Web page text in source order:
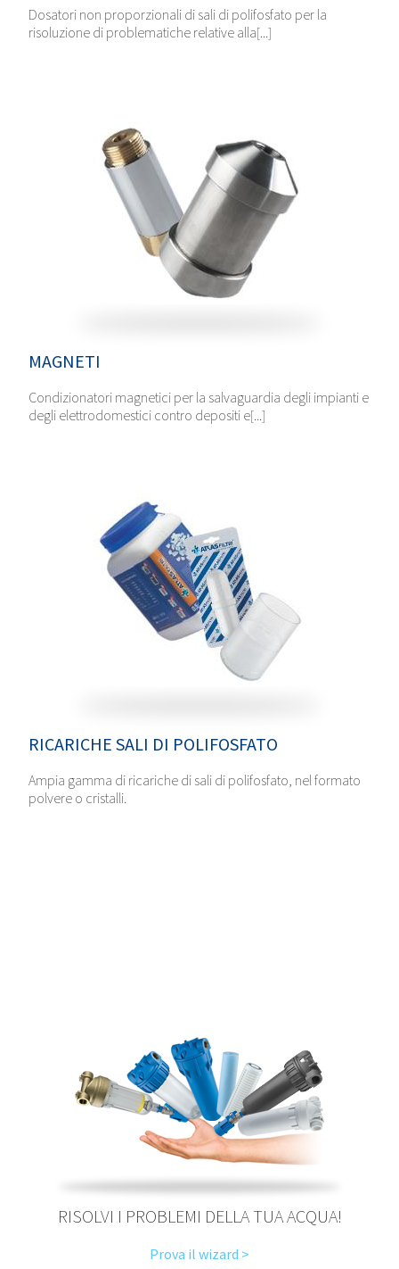
Dosatori non proporzionali di sali di polifosfato per la
risoluzione di problematiche relative alla[...]
MAGNETI
Condizionatori magnetici per la salvaguardia degli impianti e
degli elettrodomestici contro depositi e[...]
RICARICHE SALI DI POLIFOSFATO
Ampia gamma di ricariche di sali di polifosfato, nel formato
polvere o cristalli.
RISOLVI I PROBLEMI DELLA TUA ACQUA!
Prova il wizard >